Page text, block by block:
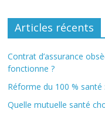
Articles récents
Contrat d’assurance
fonctionne ?
Réforme du 100 %
Quelle mutuelle santé